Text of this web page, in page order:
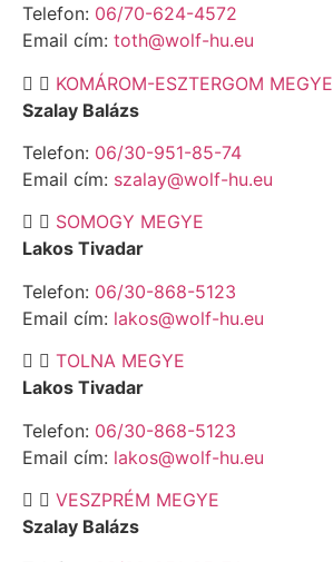
Telefon: 06/70-624-4572
Email cím: toth@wolf-hu.eu
KOMÁROM-ESZTERGOM MEGYE
Szalay Balázs
Telefon: 06/30-951-85-74
Email cím: szalay@wolf-hu.eu
SOMOGY MEGYE
Lakos Tivadar
Telefon: 06/30-868-5123
Email cím: lakos@wolf-hu.eu
TOLNA MEGYE
Lakos Tivadar
Telefon: 06/30-868-5123
Email cím: lakos@wolf-hu.eu
VESZPRÉM MEGYE
Szalay Balázs